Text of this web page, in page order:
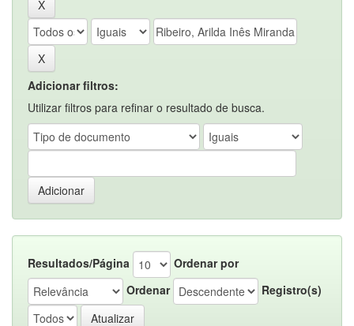
Adicionar filtros:
Utilizar filtros para refinar o resultado de busca.
Resultados/Página
Ordenar por
Ordenar
Registro(s)